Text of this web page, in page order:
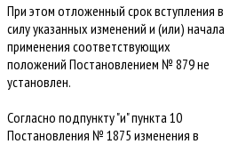
При этом отложенный срок вступления в
силу указанных изменений и (или) начала
применения соответствующих
положений Постановлением № 879 не
установлен.
Согласно подпункту "и" пункта 10
Постановления № 1875 изменения в